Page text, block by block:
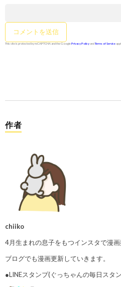
This site is protected by reCAPTCHA and the GooglePrivacy Policy andTerms of Service
作者
chiiko
4月生まれの息子をもつインスタで漫画
ブログでも漫画更新していきます。
●LINEスタンプ(ぐっちゃんの毎日スタ